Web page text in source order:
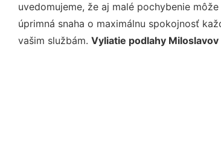
uvedomujeme, že aj malé pochybenie
úprimná snaha o maximálnu spokojnosť
vašim službám. Vyliatie podlahy Miloslavov